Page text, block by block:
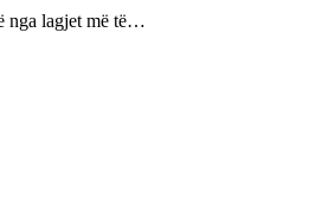
nga lagjet më të…